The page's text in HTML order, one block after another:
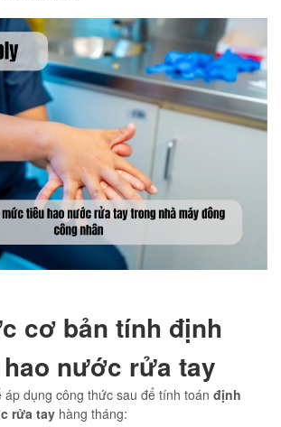
cơ bản tính định
nước rửa tay
áp dụng công thức sau để tính toán định
rửa tay hàng tháng: